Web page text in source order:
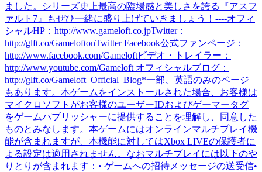
ました。シリーズ史上最高の臨場感と美しさを誇る『アスフ
ァルト7』もぜひ一緒に盛り上げていきましょう！----オフィ
シャルHP：http://www.gameloft.co.jpTwitter：
http://glft.co/GameloftonTwitter Facebook公式ファンページ：
http://www.facebook.com/Gameloftビデオ・トレイラー：
http://www.youtube.com/Gameloft オフィシャルブログ：
http://glft.co/Gameloft_Official_Blog*一部、英語のみのページ
もあります。本ゲームをインストールされた場合、お客様は
マイクロソフトがお客様のユーザーIDおよびゲーマータグ
をゲームパブリッシャーに提供することを理解し、同意した
ものとみなします。本ゲームにはオンラインマルチプレイ機
能が含まれますが、本機能に対してはXbox LIVEの保護者に
よる設定は適用されません。なおマルチプレイには以下のや
りとりが含まれます：• ゲームへの招待メッセージの送受信•